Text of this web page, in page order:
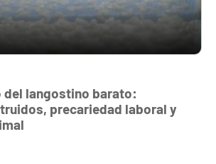
del langostino barato:
precariedad laboral y